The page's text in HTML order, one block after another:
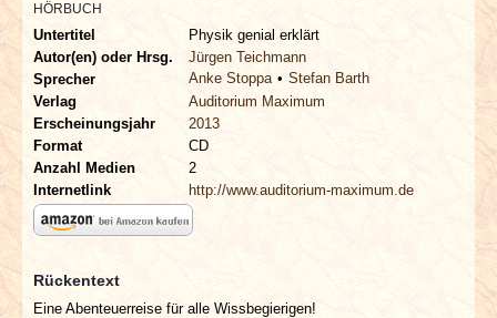
REDAKTION
LINKS
ARCHIV
HÖRBUCH
Untertitel
Physik genial erklärt
Autor(en) oder Hrsg.
Jürgen Teichmann
Sprecher
Anke Stoppa
Stefan Barth
Verlag
Auditorium Maximum
Erscheinungsjahr
2013
Format
CD
Anzahl Medien
2
Internetlink
http://www.auditorium-maximum.de
Rückentext
Eine Abenteuerreise für alle Wissbegierigen!